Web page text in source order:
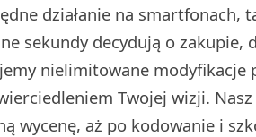
działanie na smartfonach,
sekundy decydują o zakupie,
nielimitowane modyfikacje
Twojej wizji.
wycenę, aż po kodowanie i